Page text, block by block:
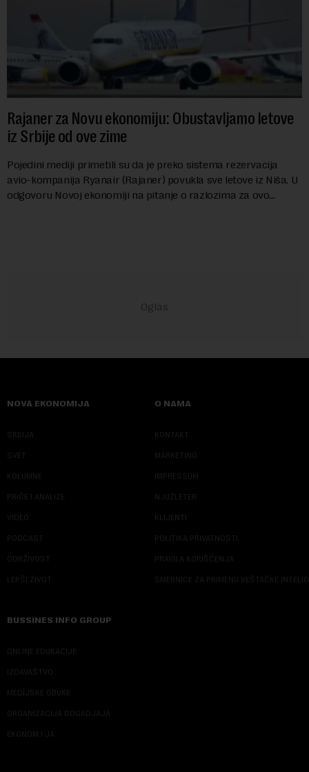
Rajaner za Novu ekonomiju: Obustavljamo letove
iz Srbije od ove zime
Pojedini mediji primetili su da je preko sistema rezervacija
avio-kompanija Ryanair (Rajaner) povukla sve letove iz Niša. U
odgovoru Novoj ekonomiji na pitanje o razlozima za ovo
NOVA EKONOMIJA
SRBIJA
SVET
KOLUMNE
PRIČE I ANALIZE
VIDEO
PODCAST
ODRŽIVOST
LEPŠI ŽIVOT
O NAMA
KONTAKT
MARKETING
IMPRESSUM
NJUZLETER
KLIJENTI
POLITIKA PRIVATNOSTI
PRAVILA KORIŠĆENJA
SMERNICE ZA PRIMENU VEŠTAČKE
BUSSINES INFO GROUP
ONLINE EDUKACIJE
IZDAVAŠTVO
MEDIJSKE OBUKE
ORGANIZACIJA DOGADJAJA
EKONOM I JA